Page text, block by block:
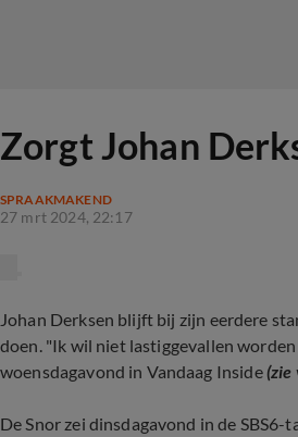
Zorgt Johan
SPRAAKMAKEND
27 mrt 2024, 22:17
Johan Derksen blijft bij zijn eerdere
doen. "Ik wil niet lastiggevallen
woensdagavond in Vandaag Inside(zie
De Snor zei dinsdagavond in de